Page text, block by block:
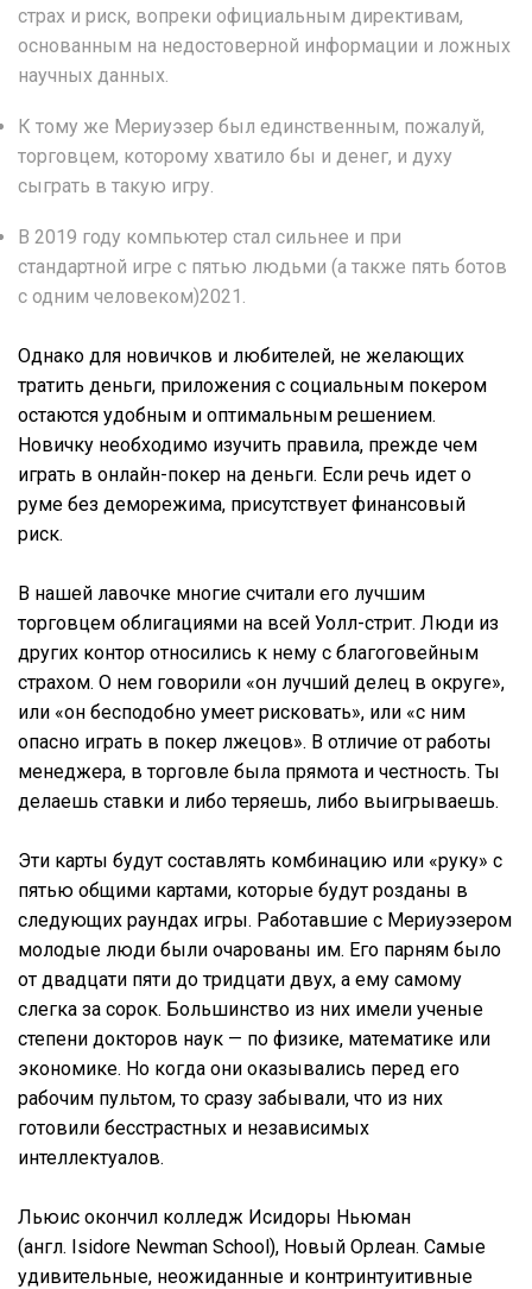
страх и риск, вопреки официальным директивам,
основанным на недостоверной информации и ложных
научных данных.
К тому же Мериуэзер был единственным, пожалуй,
торговцем, которому хватило бы и денег, и духу
сыграть в такую игру.
В 2019 году компьютер стал сильнее и при
стандартной игре с пятью людьми (а также пять ботов
с одним человеком)2021.
Однако для новичков и любителей, не желающих
тратить деньги, приложения с социальным покером
остаются удобным и оптимальным решением.
Новичку необходимо изучить правила, прежде чем
играть в онлайн-покер на деньги. Если речь идет о
руме без деморежима, присутствует финансовый
риск.
В нашей лавочке многие считали его лучшим
торговцем облигациями на всей Уолл-стрит. Люди из
других контор относились к нему с благоговейным
страхом. О нем говорили «он лучший делец в округе»,
или «он бесподобно умеет рисковать», или «с ним
опасно играть в покер лжецов». В отличие от работы
менеджера, в торговле была прямота и честность. Ты
делаешь ставки и либо теряешь, либо выигрываешь.
Эти карты будут составлять комбинацию или «руку» с
пятью общими картами, которые будут розданы в
следующих раундах игры. Работавшие с Мериуэзером
молодые люди были очарованы им. Его парням было
от двадцати пяти до тридцати двух, а ему самому
слегка за сорок. Большинство из них имели ученые
степени докторов наук — по физике, математике или
экономике. Но когда они оказывались перед его
рабочим пультом, то сразу забывали, что из них
готовили бесстрастных и независимых
интеллектуалов.
Льюис окончил колледж Исидоры Ньюман
(англ. Isidore Newman School), Новый Орлеан. Самые
удивительные, неожиданные и контринтуитивные